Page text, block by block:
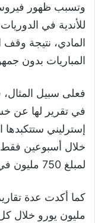
وتسبب ظهور فيروس
للأندية في
المادي، نتيجة وقف
المباريات بدون
فعلى سبيل
إسترليني ستتكبدها
خلال أسبوعين
لمبلغ 750 مليون في حال إلغاء الموسم بالكامل.
مليون يورو خلال